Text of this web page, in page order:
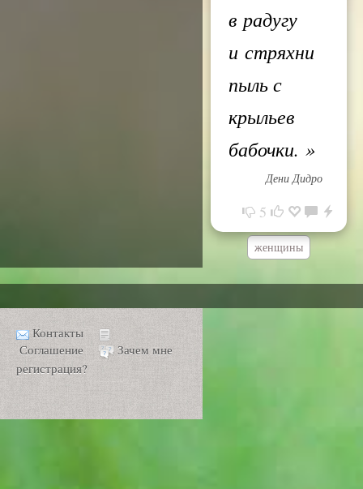
в радугу
и стряхни
пыль с
крыльев
бабочки. »
Дени Дидро
5
женщины
Контакты
Соглашение
Зачем мне
регистрация?